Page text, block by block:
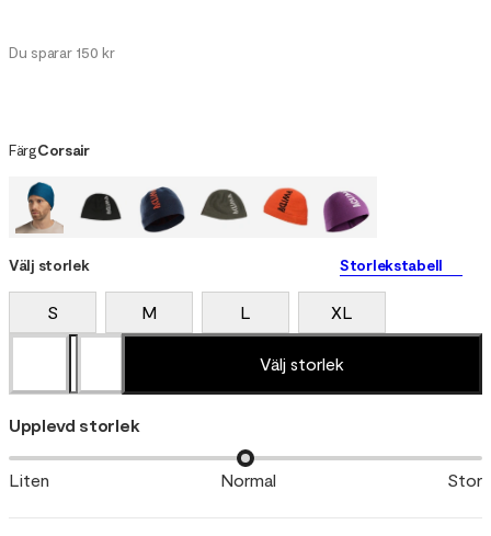
Du sparar 150 kr
FärgCorsair
Välj storlek Storlekstabell
S M L XL
Välj storlek
Upplevd storlek
Liten Normal Stor